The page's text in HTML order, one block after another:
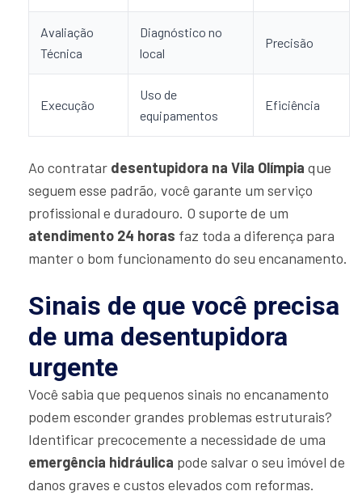
Avaliação
Técnica
Diagnóstico no
local
Precisão
Execução
Uso de
equipamentos
Eficiência
Ao contratar desentupidora na Vila Olímpia que
seguem esse padrão, você garante um serviço
profissional e duradouro. O suporte de um
atendimento 24 horas faz toda a diferença para
manter o bom funcionamento do seu encanamento.
Sinais de que você precisa
de uma desentupidora
urgente
Você sabia que pequenos sinais no encanamento
podem esconder grandes problemas estruturais?
Identificar precocemente a necessidade de uma
emergência hidráulica pode salvar o seu imóvel de
danos graves e custos elevados com reformas.